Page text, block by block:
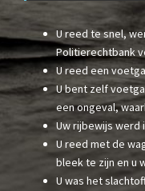
U reed te snel,
Politierechtbank
U reed een
U bent zelf
een ongeval,
Uw rijbewijs
U reed met de
bleek te zijn en u
U was het